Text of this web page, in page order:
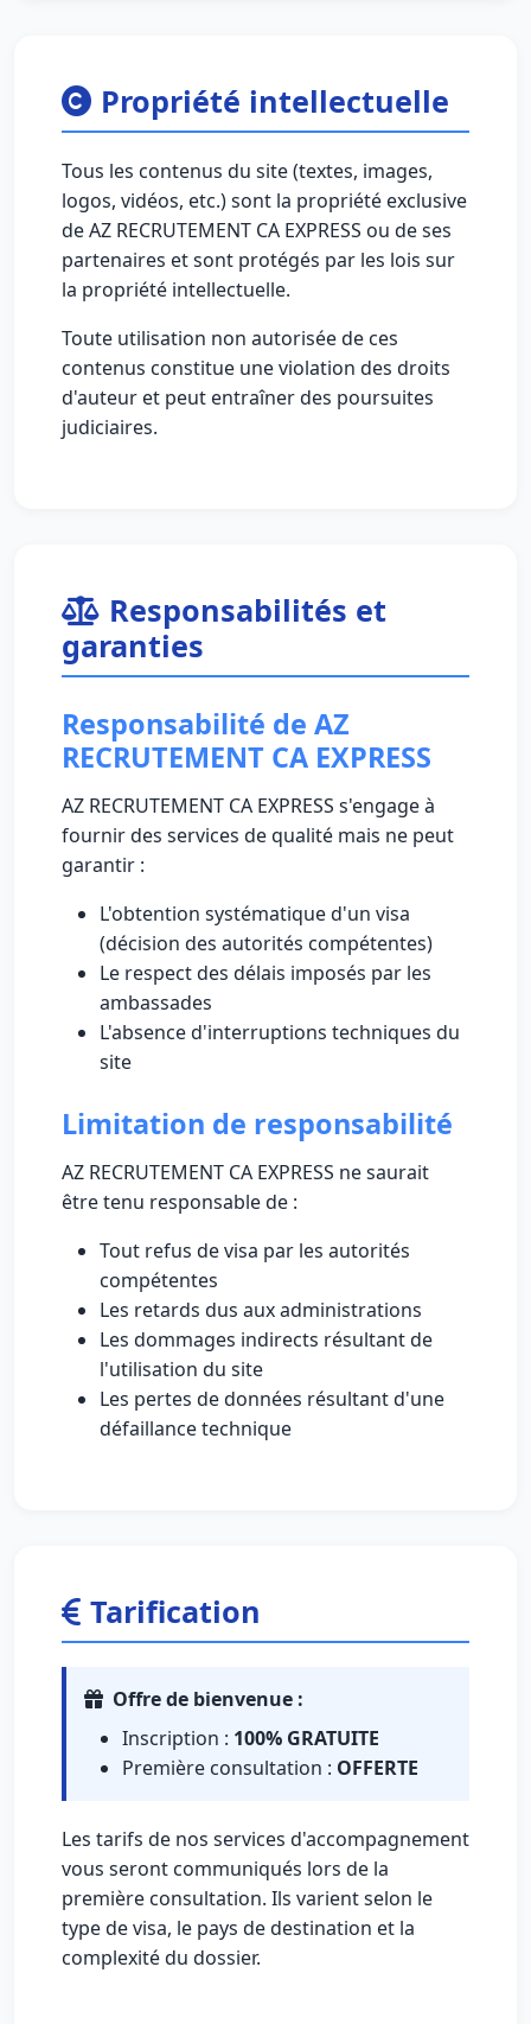
Propriété intellectuelle
Tous les contenus du site (textes, images,
logos, vidéos, etc.) sont la propriété exclusive
de AZ RECRUTEMENT CA EXPRESS ou de ses
partenaires et sont protégés par les lois sur
la propriété intellectuelle.
Toute utilisation non autorisée de ces
contenus constitue une violation des droits
d'auteur et peut entraîner des poursuites
judiciaires.
Responsabilités et
garanties
Responsabilité de AZ
RECRUTEMENT CA EXPRESS
AZ RECRUTEMENT CA EXPRESS s'engage à
fournir des services de qualité mais ne peut
garantir :
L'obtention systématique d'un visa
(décision des autorités compétentes)
Le respect des délais imposés par les
ambassades
L'absence d'interruptions techniques du
site
Limitation de responsabilité
AZ RECRUTEMENT CA EXPRESS ne saurait
être tenu responsable de :
Tout refus de visa par les autorités
compétentes
Les retards dus aux administrations
Les dommages indirects résultant de
l'utilisation du site
Les pertes de données résultant d'une
défaillance technique
Tarification
Offre de bienvenue :
Inscription : 100% GRATUITE
Première consultation : OFFERTE
Les tarifs de nos services d'accompagnement
vous seront communiqués lors de la
première consultation. Ils varient selon le
type de visa, le pays de destination et la
complexité du dossier.